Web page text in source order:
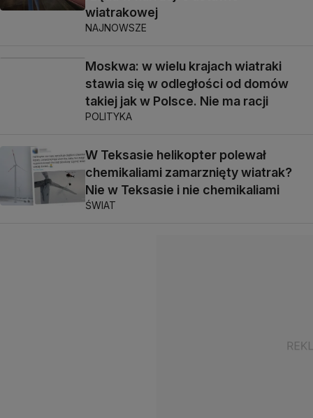
wiatrakowej
NAJNOWSZE
Moskwa: w wielu krajach wiatraki
stawia się w odległości od domów
takiej jak w Polsce. Nie ma racji
POLITYKA
W Teksasie helikopter polewał
chemikaliami zamarznięty wiatrak?
Nie w Teksasie i nie chemikaliami
ŚWIAT